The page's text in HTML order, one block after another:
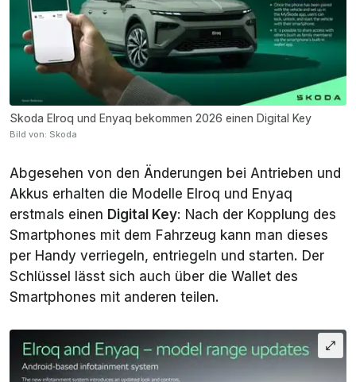
Skoda Elroq und Enyaq bekommen 2026 einen Digital Key
Bild von: Skoda
Abgesehen von den Änderungen bei Antrieben und
Akkus erhalten die Modelle Elroq und Enyaq
erstmals einen Digital Key: Nach der Kopplung des
Smartphones mit dem Fahrzeug kann man dieses
per Handy verriegeln, entriegeln und starten. Der
Schlüssel lässt sich auch über die Wallet des
Smartphones mit anderen teilen.